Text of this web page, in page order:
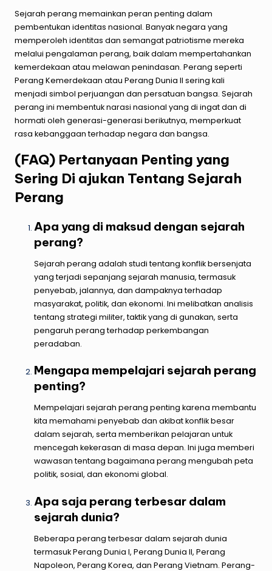
Sejarah perang memainkan peran penting dalam
pembentukan identitas nasional. Banyak negara yang
memperoleh identitas dan semangat patriotisme mereka
melalui pengalaman perang, baik dalam mempertahankan
kemerdekaan atau melawan penindasan. Perang seperti
Perang Kemerdekaan atau Perang Dunia II sering kali
menjadi simbol perjuangan dan persatuan bangsa. Sejarah
perang ini membentuk narasi nasional yang di ingat dan di
hormati oleh generasi-generasi berikutnya, memperkuat
rasa kebanggaan terhadap negara dan bangsa.
(FAQ) Pertanyaan Penting yang
Sering Di ajukan Tentang Sejarah
Perang
Apa yang di maksud dengan sejarah
perang?
Sejarah perang adalah studi tentang konflik bersenjata
yang terjadi sepanjang sejarah manusia, termasuk
penyebab, jalannya, dan dampaknya terhadap
masyarakat, politik, dan ekonomi. Ini melibatkan analisis
tentang strategi militer, taktik yang di gunakan, serta
pengaruh perang terhadap perkembangan
peradaban.
Mengapa mempelajari sejarah perang
penting?
Mempelajari sejarah perang penting karena membantu
kita memahami penyebab dan akibat konflik besar
dalam sejarah, serta memberikan pelajaran untuk
mencegah kekerasan di masa depan. Ini juga memberi
wawasan tentang bagaimana perang mengubah peta
politik, sosial, dan ekonomi global.
Apa saja perang terbesar dalam
sejarah dunia?
Beberapa perang terbesar dalam sejarah dunia
termasuk Perang Dunia I, Perang Dunia II, Perang
Napoleon, Perang Korea, dan Perang Vietnam. Perang-